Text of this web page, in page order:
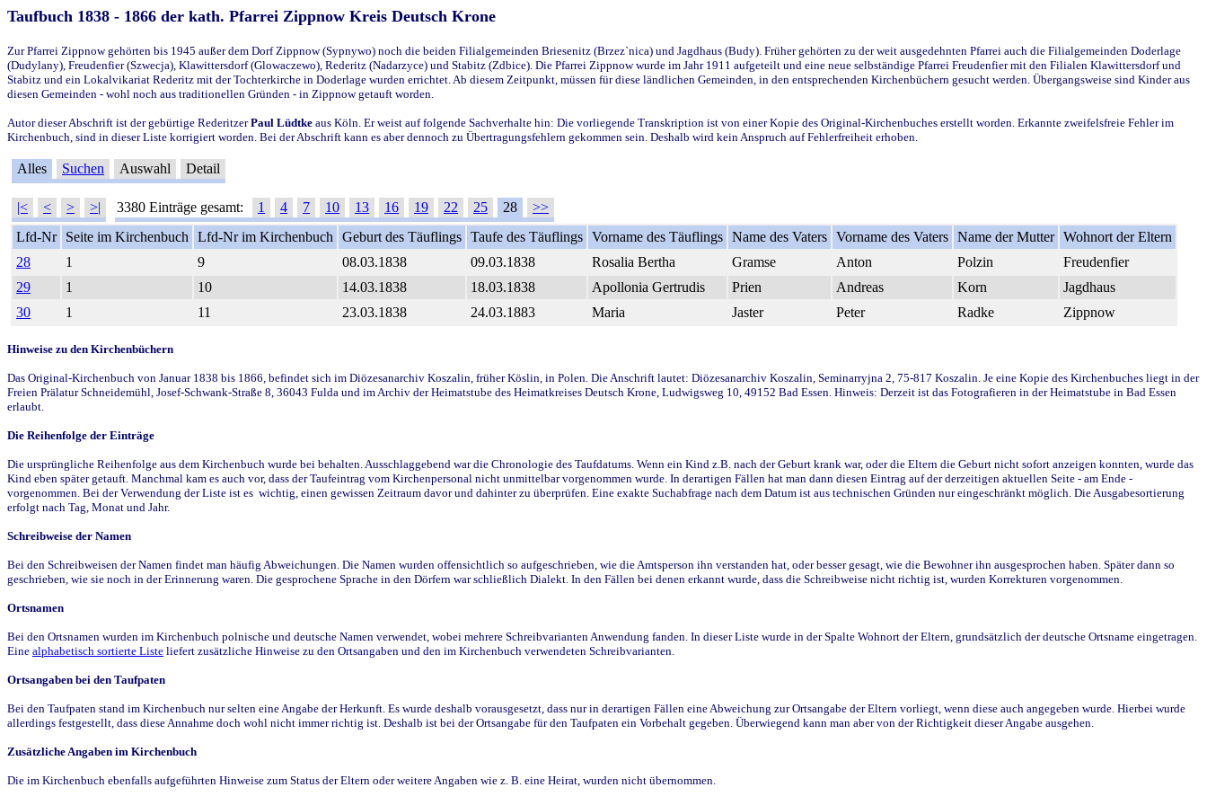
Taufbuch 1838 - 1866 der kath. Pfarrei Zippnow Kreis Deutsch Krone
Zur Pfarrei Zippnow gehörten bis 1945 außer dem Dorf Zippnow (Sypnywo) noch die beiden Filialgemeinden Briesenitz (Brzez`nica) und Jagdhaus (Budy). Früher gehörten zu der weit ausgedehnten Pfarrei auch die Filialgemeinden Doderlage
(Dudylany), Freudenfier (Szwecja), Klawittersdorf (Glowaczewo), Rederitz (Nadarzyce) und Stabitz (Zdbice). Die Pfarrei Zippnow wurde im Jahr 1911 aufgeteilt und eine neue selbständige Pfarrei Freudenfier mit den Filialen Klawittersdorf und
Stabitz und ein Lokalvikariat Rederitz mit der Tochterkirche in Doderlage wurden errichtet. Ab diesem Zeitpunkt, müssen für diese ländlichen Gemeinden, in den entsprechenden Kirchenbüchern gesucht werden. Übergangsweise sind Kinder aus
diesen Gemeinden - wohl noch aus traditionellen Gründen - in Zippnow getauft worden.
Autor dieser Abschrift ist der gebürtige RederitzerPaul Lüdtke aus Köln. Er weist auf folgende Sachverhalte hin: Die vorliegende Transkription ist von einer Kopie des Original-Kirchenbuches erstellt worden. Erkannte zweifelsfreie Fehler im
Kirchenbuch, sind in dieser Liste korrigiert worden. Bei der Abschrift kann es aber dennoch zu Übertragungsfehlern gekommen sein. Deshalb wird kein Anspruch auf Fehlerfreiheit erhoben.
Alles Suchen Auswahl Detail
|< < > >| 3380 Einträge gesamt: 1 4 7 10 13 16 19 22 25 28
>>
Lfd-Nr
Seite im Kirchenbuch Lfd-Nr im Kirchenbuch Geburt des Täuflings Taufe des Täuflings Vorname des Täuflings Name des Vaters Vorname des Vaters Name der Mutter Wohnort der Eltern
28
1 9 08.03.1838 09.03.1838 Rosalia Bertha Gramse Anton Polzin
Freudenfier
29
1 10 14.03.1838 18.03.1838 Apollonia Gertrudis Prien Andreas Korn
Jagdhaus
30
1 11 23.03.1838 24.03.1883 Maria Jaster Peter Radke Zippnow
Hinweise zu den Kirchenbüchern
Das Original-Kirchenbuch von Januar 1838 bis 1866, befindet sich im Diözesanarchiv Koszalin, früher Köslin, in Polen. Die Anschrift lautet: Diözesanarchiv Koszalin, Seminarryjna 2, 75-817 Koszalin. Je eine Kopie des Kirchenbuches liegt in der
Freien Prälatur Schneidemühl, Josef-Schwank-Straße 8, 36043 Fulda und im Archiv der Heimatstube des Heimatkreises Deutsch Krone, Ludwigsweg 10, 49152 Bad Essen. Hinweis: Derzeit ist das Fotografieren in der Heimatstube in Bad Essen
erlaubt.
Die Reihenfolge der Einträge
Die ursprüngliche Reihenfolge aus dem Kirchenbuch wurde bei behalten. Ausschlaggebend war die Chronologie des Taufdatums. Wenn ein Kind z.B. nach der Geburt krank war, oder die Eltern die Geburt nicht sofort anzeigen konnten, wurde das
Kind eben später getauft. Manchmal kam es auch vor, dass der Taufeintrag vom Kirchenpersonal nicht unmittelbar vorgenommen wurde. In derartigen Fällen hat man dann diesen Eintrag auf der derzeitigen aktuellen Seite - am Ende -
vorgenommen. Bei der Verwendung der Liste ist es wichtig, einen gewissen Zeitraum davor und dahinter zu überprüfen. Eine exakte Suchabfrage nach dem Datum ist aus technischen Gründen nur eingeschränkt möglich. Die Ausgabesortierung
erfolgt nach Tag, Monat und Jahr.
Schreibweise der Namen
Bei den Schreibweisen der Namen findet man häufig Abweichungen. Die Namen wurden offensichtlich so aufgeschrieben, wie die Amtsperson ihn verstanden hat, oder besser gesagt, wie die Bewohner ihn ausgesprochen haben. Später dann so
geschrieben, wie sie noch in der Erinnerung waren. Die gesprochene Sprache in den Dörfern war schließlich Dialekt. In den Fällen bei denen erkannt wurde, dass die Schreibweise nicht richtig ist, wurden Korrekturen vorgenommen.
Ortsnamen
Bei den Ortsnamen wurden im Kirchenbuch polnische und deutsche Namen verwendet, wobei mehrere Schreibvarianten Anwendung fanden. In dieser Liste wurde in der Spalte Wohnort der Eltern, grundsätzlich der deutsche Ortsname eingetragen.
Eine alphabetisch sortierte Liste liefert zusätzliche Hinweise zu den Ortsangaben und den im Kirchenbuch verwendeten Schreibvarianten.
Ortsangaben bei den Taufpaten
Bei den Taufpaten stand im Kirchenbuch nur selten eine Angabe der Herkunft. Es wurde deshalb vorausgesetzt, dass nur in derartigen Fällen eine Abweichung zur Ortsangabe der Eltern vorliegt, wenn diese auch angegeben wurde. Hierbei wurde
allerdings festgestellt, dass diese Annahme doch wohl nicht immer richtig ist. Deshalb ist bei der Ortsangabe für den Taufpaten ein Vorbehalt gegeben. Überwiegend kann man aber von der Richtigkeit dieser Angabe ausgehen.
Zusätzliche Angaben im Kirchenbuch
Die im Kirchenbuch ebenfalls aufgeführten Hinweise zum Status der Eltern oder weitere Angaben wie z. B. eine Heirat, wurden nicht übernommen.